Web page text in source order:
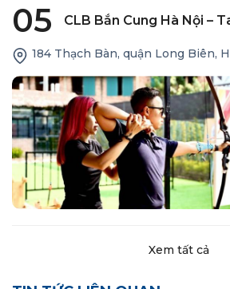
05 CLB Bắn Cung Hà Nội –
184 Thạch Bàn, quận Long Biên,
Xem tất cả